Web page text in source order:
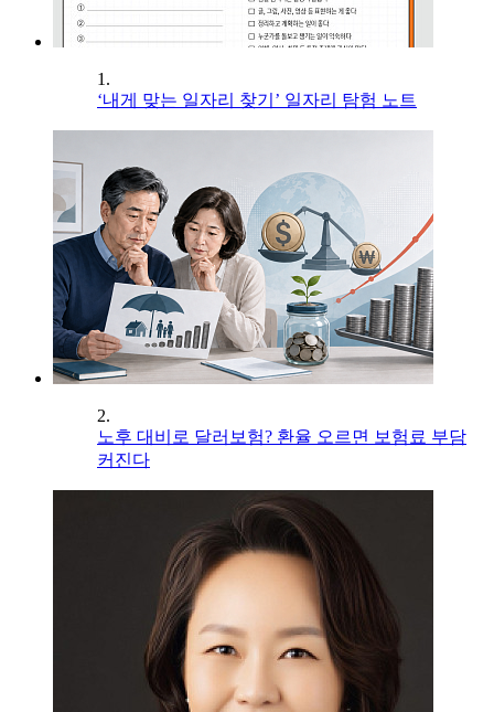
1.
‘내게 맞는 일자리 찾기’ 일자리 탐험 노트
2.
노후 대비로 달러보험? 환율 오르면 보험료 부담
커진다